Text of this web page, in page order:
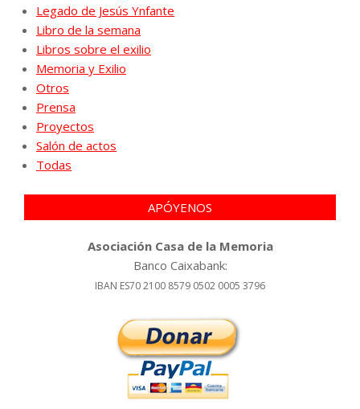
Legado de Jesús Ynfante
Libro de la semana
Libros sobre el exilio
Memoria y Exilio
Otros
Prensa
Proyectos
Salón de actos
Todas
APÓYENOS
Asociación Casa de la Memoria
Banco Caixabank:
IBAN ES70 2100 8579 0502 0005 3796